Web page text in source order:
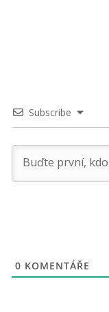
Subscribe
0 KOMENTÁŘE